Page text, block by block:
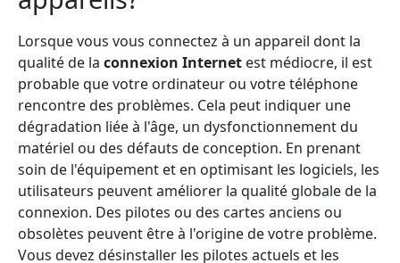
Lorsque vous vous connectez à un appareil dont la
qualité de la connexion Internet est médiocre, il est
probable que votre ordinateur ou votre téléphone
rencontre des problèmes. Cela peut indiquer une
dégradation liée à l'âge, un dysfonctionnement du
matériel ou des défauts de conception. En prenant
soin de l'équipement et en optimisant les logiciels, les
utilisateurs peuvent améliorer la qualité globale de la
connexion. Des pilotes ou des cartes anciens ou
obsolètes peuvent être à l'origine de votre problème.
Vous devez désinstaller les pilotes actuels et les